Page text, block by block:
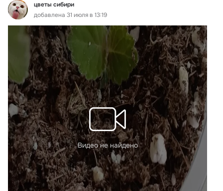
цветы сибири
добавлена 31 июля в 13:19
Видео не найдено